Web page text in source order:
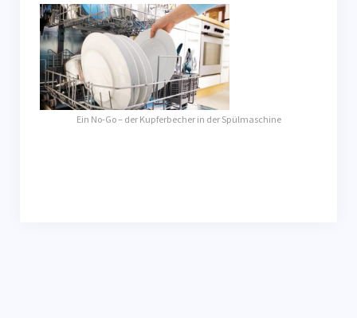
Ein No-Go – der Kupferbecher in der Spülmaschine